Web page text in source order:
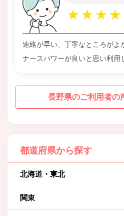
連絡が早い、丁寧なところがよ
ナースパワーが良いと思い利用
長野県のご利用者の
都道府県から探す
北海道・東北
関東